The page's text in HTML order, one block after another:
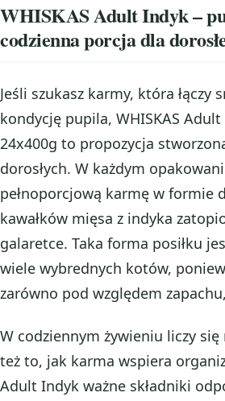
WHISKAS Adult Indyk –
codzienna porcja dla
Jeśli szukasz karmy, która łączy
kondycję pupila, WHISKAS
24x400g to propozycja
dorosłych. W każdym
pełnoporcjową karmę w formie
kawałków mięsa z indyka
galaretce. Taka forma posiłku
wiele wybrednych kotów,
zarówno pod względem
W codziennym żywieniu liczy
też to, jak karma wspiera
Adult Indyk ważne składniki